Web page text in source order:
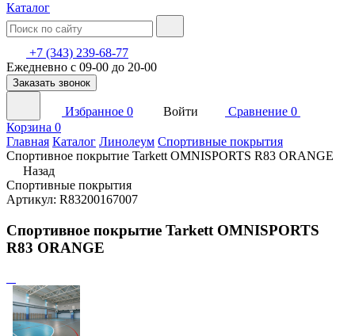
Каталог
+7 (343) 239-68-77
Ежедневно с 09-00 до 20-00
Заказать звонок
Избранное 0 Войти Сравнение 0
Корзина 0
Главная Каталог Линолеум Спортивные покрытия
Спортивное покрытие Tarkett OMNISPORTS R83 ORANGE
Назад
Спортивные покрытия
Артикул: R83200167007
Спортивное покрытие Tarkett OMNISPORTS
R83 ORANGE